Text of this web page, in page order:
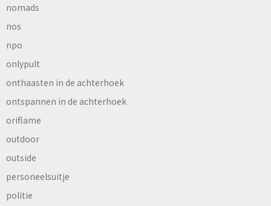
nomads
nos
npo
onlypult
onthaasten in de achterhoek
ontspannen in de achterhoek
oriflame
outdoor
outside
personeelsuitje
politie